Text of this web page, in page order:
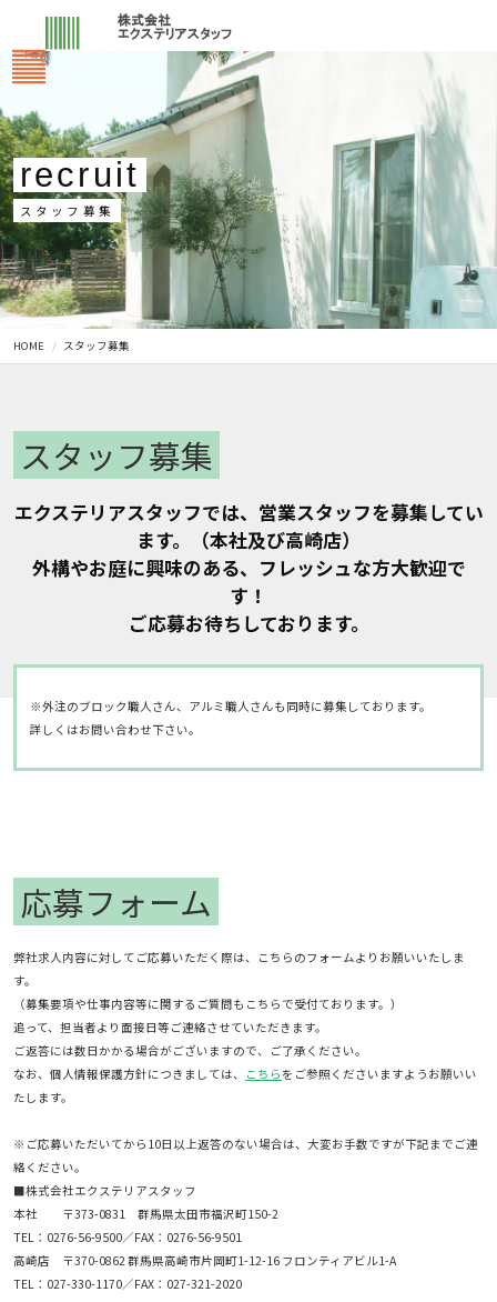
recruit
スタッフ募集
HOME スタッフ募集
スタッフ募集
エクステリアスタッフでは、営業スタッフを募集してい
ます。（本社及び高崎店）
外構やお庭に興味のある、フレッシュな方大歓迎で
す！
ご応募お待ちしております。
※外注のブロック職人さん、アルミ職人さんも同時に募集しております。
詳しくはお問い合わせ下さい。
応募フォーム
弊社求人内容に対してご応募いただく際は、こちらのフォームよりお願いいたしま
す。
（募集要項や仕事内容等に関するご質問もこちらで受付ております。）
追って、担当者より面接日等ご連絡させていただきます。
ご返答には数日かかる場合がございますので、ご了承ください。
なお、個人情報保護方針につきましては、
こちら をご参照くださいますようお願いい
たします。
※ご応募いただいてから10日以上返答のない場合は、大変お手数ですが下記までご連
絡ください。
■株式会社エクステリアスタッフ
本社 〒373-0831 群馬県太田市福沢町150-2
TEL：0276-56-9500／FAX：0276-56-9501
高崎店 〒370-0862 群馬県高崎市片岡町1-12-16 フロンティアビル1-A
TEL：027-330-1170／FAX：027-321-2020